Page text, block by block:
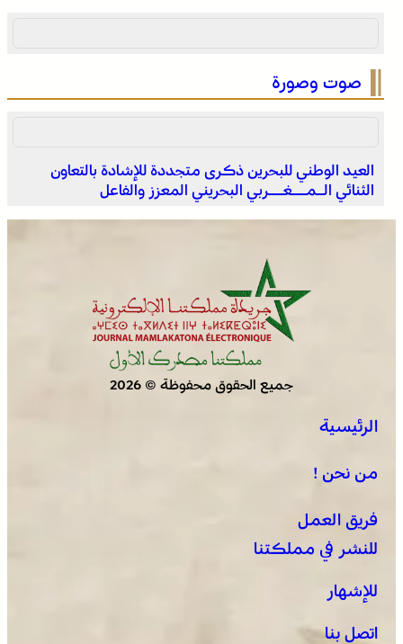
التفاصيل الكاملة لاقتحام ولي العهد مياه سبتة المحتلة على
العثور على جثة مقطعة الأطراف داخل عشة بمنطقة منابع
صوت وصورة
العيد الوطني للبحرين ذكرى متجددة للإشادة بالتعاون
الثنائي الـمــغــربي البحريني المعزز والفاعل
جميع الحقوق محفوظة © 2026
الرئيسية
من نحن !
فريق العمل
للنشر في مملكتنا
للإشهار
اتصل بنا